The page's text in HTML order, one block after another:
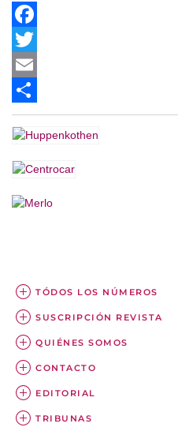
Facebook
Twitter
Email
Share
TÓDOS LOS NÚMEROS
SUSCRIPCIÓN REVISTA
QUIÉNES SOMOS
CONTACTO
EDITORIAL
TRIBUNAS